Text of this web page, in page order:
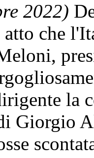
2022)
atto che
la
Giorgio